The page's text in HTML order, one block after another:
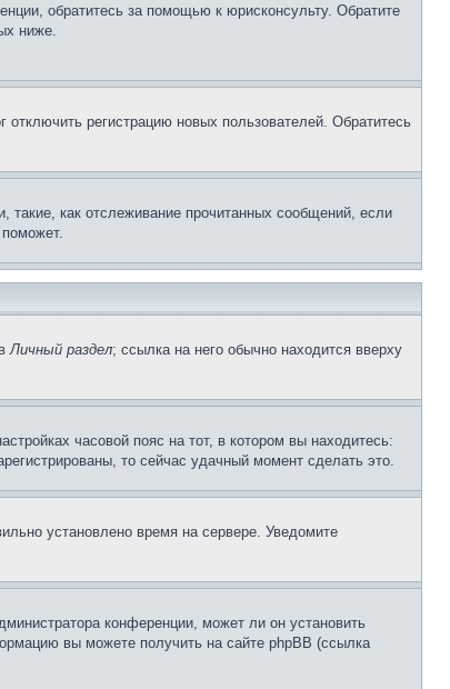
обратитесь за помощью к юрисконсульту. Обратите
ниже.
регистрацию новых пользователей. Обратитесь
такие, как отслеживание прочитанных сообщений, если
Личный раздел; ссылка на него обычно находится вверху
часовой пояс на тот, в котором вы находитесь:
то сейчас удачный момент сделать это.
установлено время на сервере. Уведомите
конференции, может ли он установить
вы можете получить на сайте phpBB (ссылка